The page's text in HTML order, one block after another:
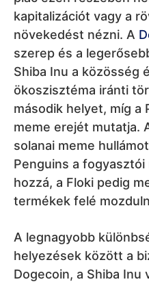
hozzá, a Floki pedig
termékek felé
A legnagyobb
helyezések között a
Dogecoin, a Shiba Inu
bebizonyította, hogy
figyelmi hullámot.
Pump.fun vagy a
jelzőjeként érdekesek,
éppen hová halad.
a likviditást, a
koncentrációját, az
túlélésének